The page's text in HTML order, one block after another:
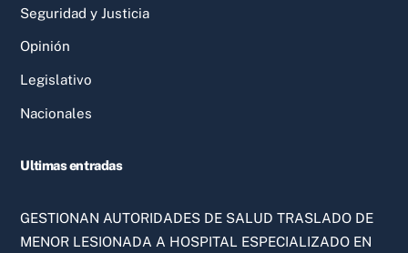
Seguridad y Justicia
Opinión
Legislativo
Nacionales
Ultimas entradas
GESTIONAN AUTORIDADES DE SALUD TRASLADO DE
MENOR LESIONADA A HOSPITAL ESPECIALIZADO EN